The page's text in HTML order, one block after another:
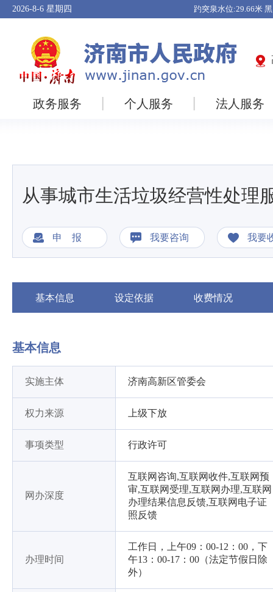
2026-8-6 星期四
政务服务 个人服务 法人服务
从事城市生活垃圾经营性处理
申 报 我要咨询 我要
基本信息 设定依据 收费情况
基本信息
实施主体 济南高新区管委会
权力来源 上级下放
事项类型 行政许可
网办深度
互联网咨询,互联网收件,互联网预
审,互联网受理,互联网办理,互联网
办理结果信息反馈,互联网电子证
照反馈
办理时间
工作日，上午09：00-12：00，下
午13：00-17：00（法定节假日除
外）